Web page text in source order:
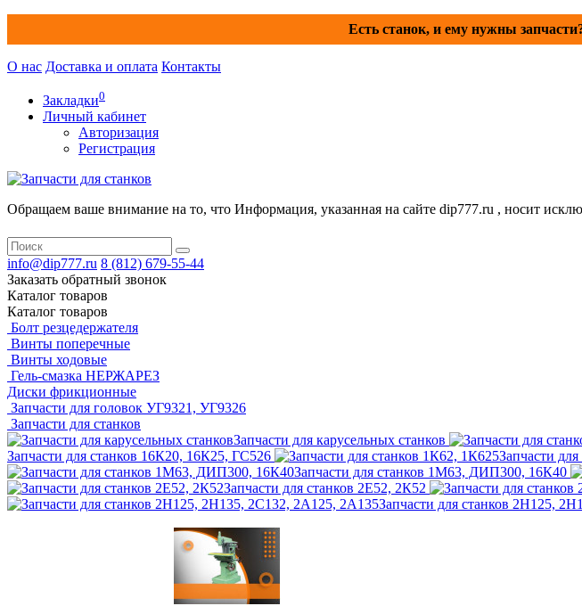
Есть станок, и ему нужны
О нас Доставка и оплата Контакты
Закладки0
Личный кабинет
Авторизация
Регистрация
Обращаем ваше внимание на то, что Информация, указанная на сайте dip777.ru , носит
info@dip777.ru 8 (812) 679-55-44
Заказать обратный звонок
Каталог товаров
Каталог товаров
Болт резцедержателя
Винты поперечные
Винты ходовые
Гель-смазка НЕРЖАРЕЗ
Диски фрикционные
Запчасти для головок УГ9321, УГ9326
Запчасти для станков
Запчасти для карусельных станков
Запчасти для станков 16К20, 16К25, ГС526
Запчасти
Запчасти для станков 1М63, ДИП300, 16К40
Запчасти для станков 2Е52, 2К52
Запчасти для станков 2Н125,